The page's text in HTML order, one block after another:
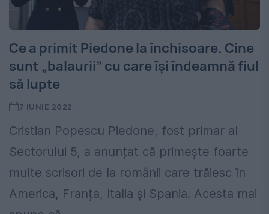
Ce a primit Piedone la închisoare. Cine
sunt „balaurii” cu care își îndeamnă fiul
să lupte
7 IUNIE 2022
Cristian Popescu Piedone, fost primar al
Sectorului 5, a anunțat că primește foarte
multe scrisori de la românii care trăiesc în
America, Franța, Italia și Spania. Acesta mai